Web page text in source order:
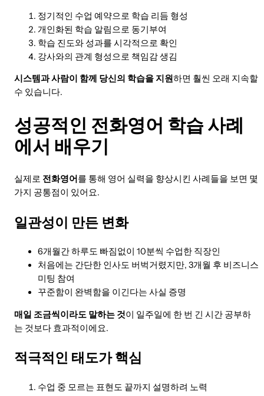
정기적인 수업 예약으로 학습 리듬 형성
개인화된 학습 알림으로 동기부여
학습 진도와 성과를 시각적으로 확인
강사와의 관계 형성으로 책임감 생김
시스템과 사람이 함께 당신의 학습을 지원하면 훨씬 오래 지속할
수 있습니다.
성공적인 전화영어 학습 사례
에서 배우기
실제로 전화영어 를 통해 영어 실력을 향상시킨 사례들을 보면 몇
가지 공통점이 있어요.
일관성이 만든 변화
6개월간 하루도 빠짐없이 10분씩 수업한 직장인
처음에는 간단한 인사도 버벅거렸지만, 3개월 후 비즈니스
미팅 참여
꾸준함이 완벽함을 이긴다는 사실 증명
매일 조금씩이라도 말하는 것이 일주일에 한 번 긴 시간 공부하
는 것보다 효과적이에요.
적극적인 태도가 핵심
수업 중 모르는 표현도 끝까지 설명하려 노력